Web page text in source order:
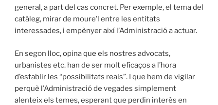
general, a part del cas concret. Per exemple, el tema del
catàleg, mirar de moure’l entre les entitats
interessades, i empènyer així l’Administració a actuar.
En segon lloc, opina que els nostres advocats,
urbanistes etc. han de ser molt eficaços a l’hora
d’establir les “possibilitats reals”. I que hem de vigilar
perquè l’Administració de vegades simplement
alenteix els temes, esperant que perdin interès en